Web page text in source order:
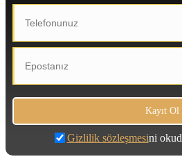
Gizlilik sözleşmesini